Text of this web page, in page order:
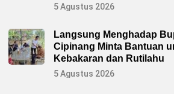
5 Agustus 2026
Langsung Menghadap
Cipinang Minta Bantuan
Kebakaran dan Rutilahu
5 Agustus 2026